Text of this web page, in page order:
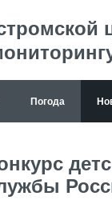
Погода